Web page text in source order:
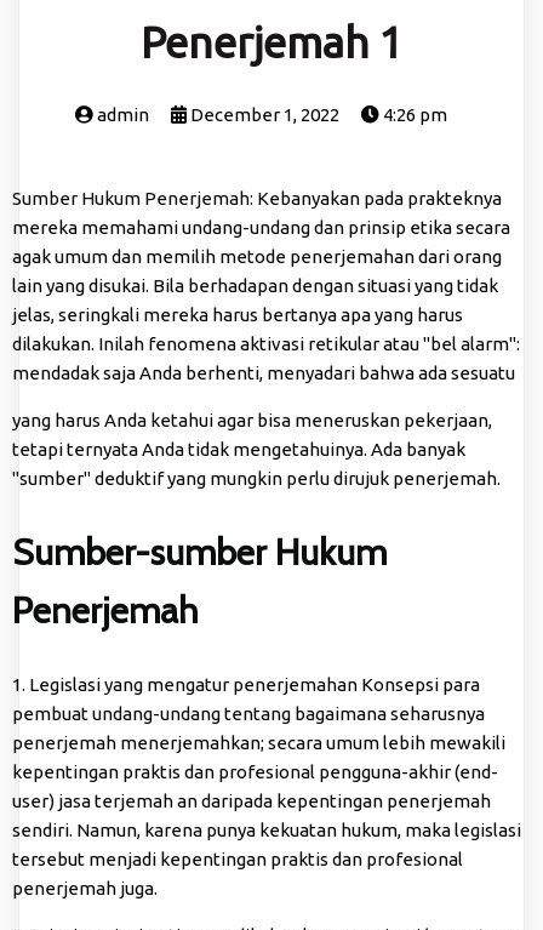
Penerjemah 1
admin December 1, 2022 4:26 pm
Sumber Hukum Penerjemah: Kebanyakan pada prakteknya
mereka memahami undang-undang dan prinsip etika secara
agak umum dan memilih metode penerjemahan dari orang
lain yang disukai. Bila berhadapan dengan situasi yang tidak
jelas, seringkali mereka harus bertanya apa yang harus
dilakukan. Inilah fenomena aktivasi retikular atau "bel alarm":
mendadak saja Anda berhenti, menyadari bahwa ada sesuatu
yang harus Anda ketahui agar bisa meneruskan pekerjaan,
tetapi ternyata Anda tidak mengetahuinya. Ada banyak
"sumber" deduktif yang mungkin perlu dirujuk penerjemah.
Sumber-sumber Hukum
Penerjemah
1. Legislasi yang mengatur penerjemahan Konsepsi para
pembuat undang-undang tentang bagaimana seharusnya
penerjemah menerjemahkan; secara umum lebih mewakili
kepentingan praktis dan profesional pengguna-akhir (end-
user) jasa terjemah an daripada kepentingan penerjemah
sendiri. Namun, karena punya kekuatan hukum, maka legislasi
tersebut menjadi kepentingan praktis dan profesional
penerjemah juga.